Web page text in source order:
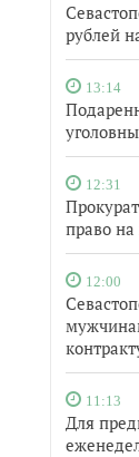
рублей
13:14
12:31
право
12:00
11:13
Для